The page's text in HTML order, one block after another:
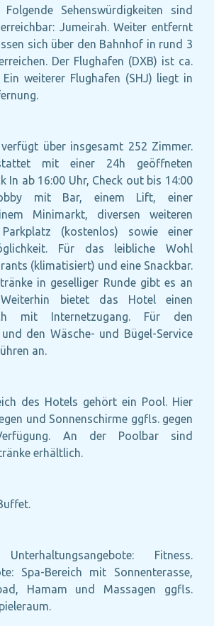
Sehenswürdigkeiten sind
Jumeirah. Weiter entfernt
sich über den Bahnhof in rund 3
Der Flughafen (DXB) ist ca.
weiterer Flughafen (SHJ) liegt in
über insgesamt 252 Zimmer.
mit einer 24h geöffneten
In ab 16:00 Uhr, Check out bis 14:00
mit Bar, einem Lift, einer
Minimarkt, diversen weiteren
(kostenlos) sowie einer
Für das leibliche Wohl
(klimatisiert) und eine Snackbar.
in geselliger Runde gibt es an
bietet das Hotel einen
mit Internetzugang. Für den
den Wäsche- und Bügel-Service
an.
des Hotels gehört ein Pool. Hier
und Sonnenschirme ggfls. gegen
An der Poolbar sind
erhältlich.
Fitness.
Spa-Bereich mit Sonnenterasse,
Hamam und Massagen ggfls.